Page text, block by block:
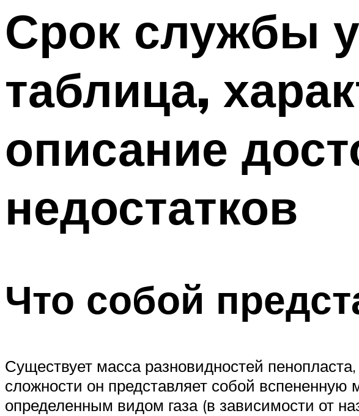
Срок службы
таблица,
описание
недостатков
Что собой
Существует масса разновидностей
сложности он представляет собой вспененную
определенным видом газа (в зависимости от